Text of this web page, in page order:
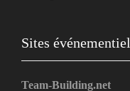
Sites événementiel
Team-Building.net